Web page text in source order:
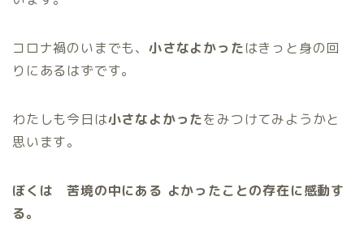
コロナ禍のいまでも、 小さなよかったはきっと身の回
りにあるはずです。
わたしも今日は小さなよかったをみつけてみようかと
思います。
ぼくは 苦境の中にある よかったことの存在に感動す
る。